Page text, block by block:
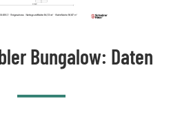
Bungalow: Daten